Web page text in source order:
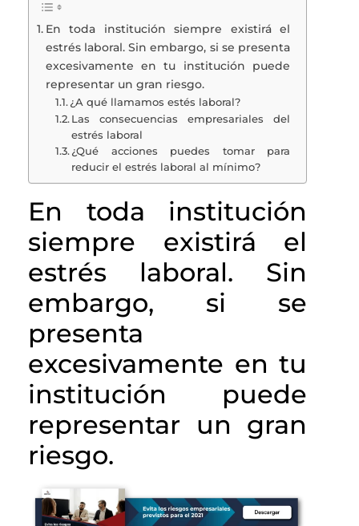
En toda institución siempre existirá el
estrés laboral. Sin embargo, si se presenta
excesivamente en tu institución puede
representar un gran riesgo.
¿A qué llamamos estés laboral?
Las consecuencias empresariales del
estrés laboral
¿Qué acciones puedes tomar para
reducir el estrés laboral al mínimo?
En toda institución
siempre existirá el
estrés laboral. Sin
embargo, si se
presenta
excesivamente en tu
institución puede
representar un gran
riesgo.